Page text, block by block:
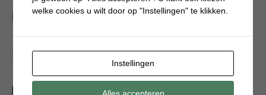
Simpele DIY: Maak een geurroos van watten
Sneeuwpopkrans maken om bij de voordeur te hangen
welke cookies u wilt door op "Instellingen" te klikken.
Instellingen
Alles accepteren